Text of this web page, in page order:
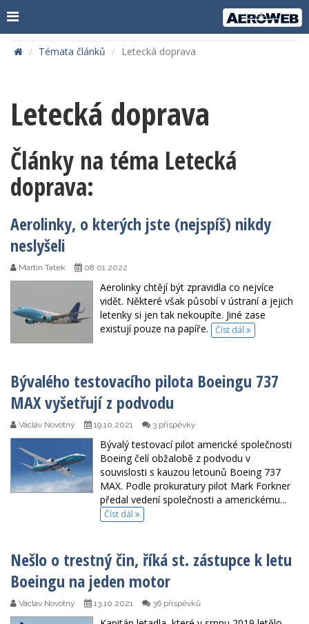
Témata článků Letecká doprava
Letecká doprava
Články na téma Letecká
doprava:
Aerolinky, o kterých jste (nejspíš) nikdy
neslyšeli
Martin Tatek 08.01.2022
Aerolinky chtějí být zpravidla co nejvíce
vidět. Některé však působí v ústraní a jejich
letenky si jen tak nekoupíte. Jiné zase
existují pouze na papíře.
Číst dál
Bývalého testovacího pilota Boeingu 737
MAX vyšetřují z podvodu
Václav Novotný 19.10.2021 3 příspěvky
Bývalý testovací pilot americké společnosti
Boeing čelí obžalobě z podvodu v
souvislosti s kauzou letounů Boeing 737
MAX. Podle prokuratury pilot Mark Forkner
předal vedení společnosti a americkému...
Číst dál
Nešlo o trestný čin, říká st. zástupce k letu
Boeingu na jeden motor
Václav Novotný 13.10.2021 36 příspěvků